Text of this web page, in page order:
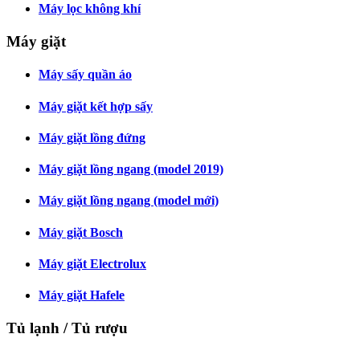
Máy lọc không khí
Máy giặt
Máy sấy quần áo
Máy giặt kết hợp sấy
Máy giặt lồng đứng
Máy giặt lồng ngang (model 2019)
Máy giặt lồng ngang (model mới)
Máy giặt Bosch
Máy giặt Electrolux
Máy giặt Hafele
Tủ lạnh / Tủ rượu